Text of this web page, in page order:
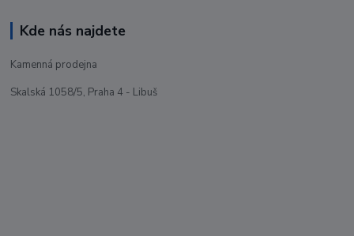
Kde nás najdete
Kamenná prodejna
Skalská 1058/5, Praha 4 - Libuš